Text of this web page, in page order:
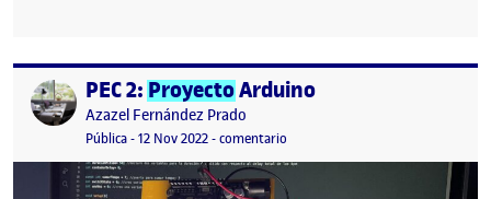
Publicado por
PEC 2:ProyectoArduino
Publicado por
Azazel Fernández Prado
Visibilidad:
Pública-Fecha de publicación
12 Nov 202212 noviembre, 2022 1:34 am
-comentario